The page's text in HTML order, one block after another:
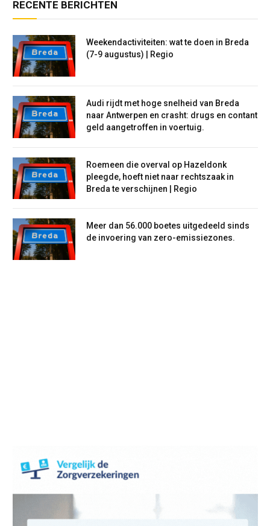
RECENTE BERICHTEN
Weekendactiviteiten: wat te doen in Breda
(7-9 augustus) | Regio
Audi rijdt met hoge snelheid van Breda
naar Antwerpen en crasht: drugs en contant
geld aangetroffen in voertuig.
Roemeen die overval op Hazeldonk
pleegde, hoeft niet naar rechtszaak in
Breda te verschijnen | Regio
Meer dan 56.000 boetes uitgedeeld sinds
de invoering van zero-emissiezones.